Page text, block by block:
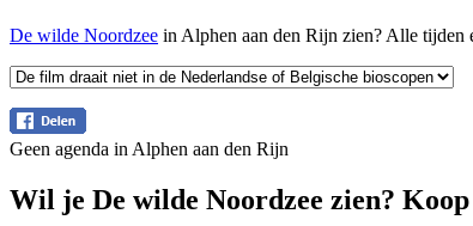
De wilde Noordzee in Alphen aan den Rijn zien? Alle tijden
Geen agenda in Alphen aan den Rijn
Wil je De wilde Noordzee zien?